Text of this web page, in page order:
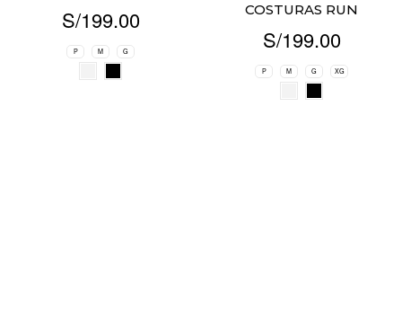
S/199.00
P M G
COSTURAS RUN
S/199.00
P M G XG